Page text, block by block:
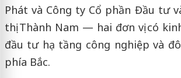
Phát và Công ty Cổ phần Đầu tư
thị Thành Nam — hai đơn vị có
đầu tư hạ tầng công nghiệp và
phía Bắc.